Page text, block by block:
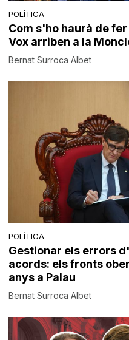
POLÍTICA
Com s'ho haurà de
Vox arriben a la
Bernat Surroca Albet
POLÍTICA
Gestionar els errors
acords: els fronts
anys a Palau
Bernat Surroca Albet